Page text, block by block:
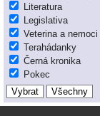
Literatura
Legislativa
Veterina a nemoci
Terahádanky
Černá kronika
Pokec